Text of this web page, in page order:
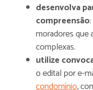
desenvolva
compreensão
moradores que
complexas.
utilize
o edital por e-
condomínio,